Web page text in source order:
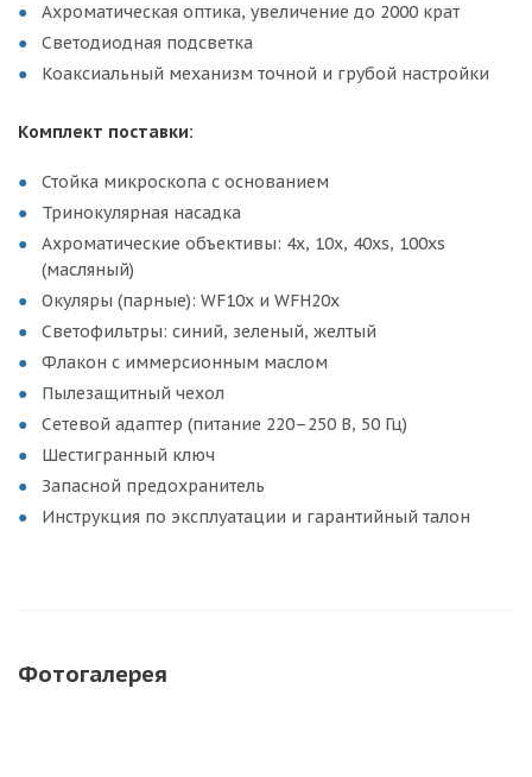
Ахроматическая оптика, увеличение до 2000 крат
Светодиодная подсветка
Коаксиальный механизм точной и грубой настройки
Комплект поставки:
Стойка микроскопа с основанием
Тринокулярная насадка
Ахроматические объективы: 4x, 10x, 40xs, 100xs
(масляный)
Окуляры (парные): WF10x и WFH20x
Светофильтры: синий, зеленый, желтый
Флакон с иммерсионным маслом
Пылезащитный чехол
Сетевой адаптер (питание 220–250 В, 50 Гц)
Шестигранный ключ
Запасной предохранитель
Инструкция по эксплуатации и гарантийный талон
Фотогалерея